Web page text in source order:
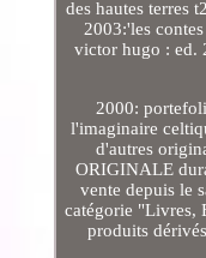
des hautes terres
2003:'les
victor hugo : ed.
2000:
l'imaginaire
d'autres
ORIGINALE
vente depuis le
catégorie "Livres,
produits